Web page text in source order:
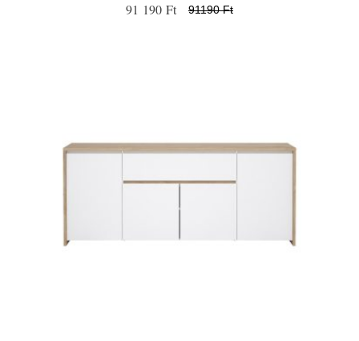
91 190 Ft 91190 Ft